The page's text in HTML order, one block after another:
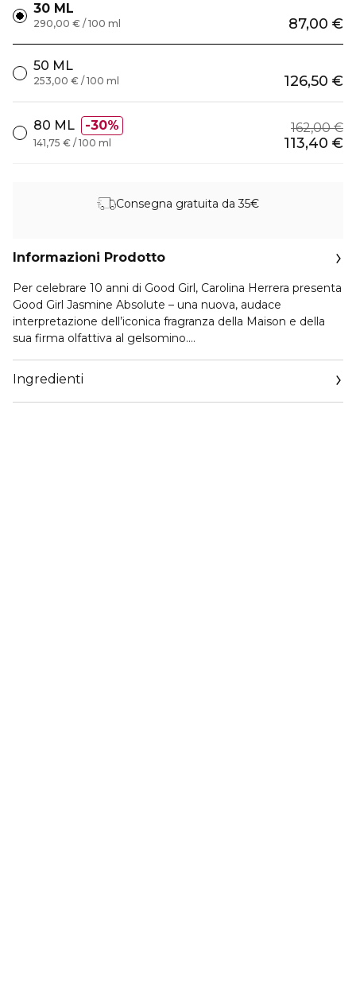
30 ML
87,00 €
290,00 € / 100 ml
50 ML
126,50 €
253,00 € / 100 ml
80 ML 30% 162,00 €
113,40 €
141,75 € / 100 ml
Consegna gratuita da 35€
Informazioni Prodotto
Per celebrare 10 anni di Good Girl, Carolina Herrera presenta
Good Girl Jasmine Absolute – una nuova, audace
interpretazione dell’iconica fragranza della Maison e della
sua firma olfattiva al gelsomino.
sensualità luminosa del gelsomino, celebrando un decennio
di fascino irresistibile e femminilità audace.
La dualità di Good Girl risplende ancora una volta – intensa
Ingredienti